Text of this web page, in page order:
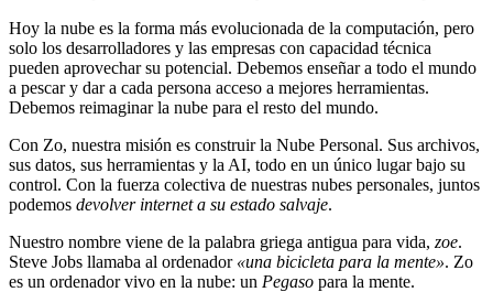
Hoy la nube es la forma más evolucionada de la computación, pero
solo los desarrolladores y las empresas con capacidad técnica
pueden aprovechar su potencial. Debemos enseñar a todo el mundo
a pescar y dar a cada persona acceso a mejores herramientas.
Debemos reimaginar la nube para el resto del mundo.
Con Zo, nuestra misión es construir la Nube Personal. Sus archivos,
sus datos, sus herramientas y la AI, todo en un único lugar bajo su
control. Con la fuerza colectiva de nuestras nubes personales, juntos
podemos devolver internet a su estado salvaje.
Nuestro nombre viene de la palabra griega antigua para vida, zoe.
Steve Jobs llamaba al ordenador «una bicicleta para la mente». Zo
es un ordenador vivo en la nube: un Pegaso para la mente.